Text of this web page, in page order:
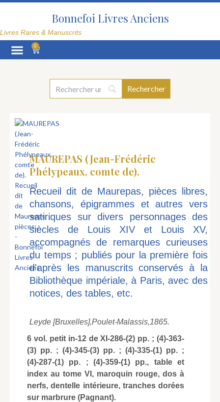
Aller
Bonnefoi Livres Anciens
Livres Rares & Manuscrits
0
Panier
MAUREPAS (Jean-Frédéric
Phélypeaux, comte de).
Recueil dit de Maurepas, pièces libres,
chansons, épigrammes et autres vers
satiriques sur divers personnages des
siècles de Louis XIV et Louis XV,
accompagnés de remarques curieuses
du temps ; publiés pour la première fois
d'après les manuscrits conservés à la
Bibliothèque impériale, à Paris, avec des
notices, des tables, etc.
Leyde [Bruxelles],Poulet-Malassis,1865.
6 vol. petit in-12 de XI-286-(2) pp. ; (4)-363-
(3) pp. ; (4)-345-(3) pp. ; (4)-335-(1) pp. ;
(4)-287-(1) pp. ; (4)-359-(1) pp., table et
index au tome VI, maroquin rouge, dos à
nerfs, dentelle intérieure, tranches dorées
sur marbrure (Pagnant).